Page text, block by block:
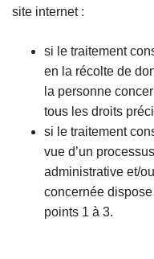
site internet :
si le traitement
en la récolte de
la personne
tous les droits
si le traitement
vue d’un
administrative et/
concernée
points 1 à 3.